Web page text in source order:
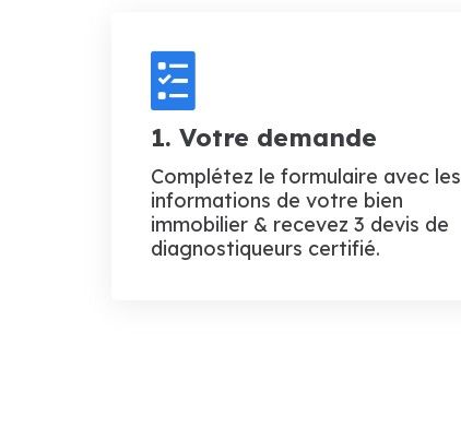
1. Votre demande
Complétez le formulaire avec les
informations de votre bien
immobilier & recevez 3 devis de
diagnostiqueurs certifié.